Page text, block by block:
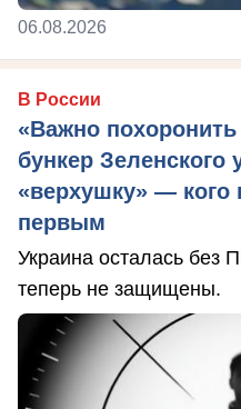
06.08.2026
В России
«Важно похоронить
бункер Зеленского
«верхушку» — кого
первым
Украина осталась без
теперь не защищены.